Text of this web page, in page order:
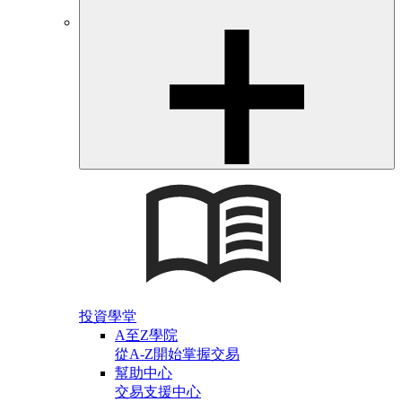
投資學堂
A至Z學院
從A-Z開始掌握交易
幫助中心
交易支援中心